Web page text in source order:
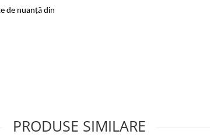
de nuanță din
PRODUSE SIMILARE